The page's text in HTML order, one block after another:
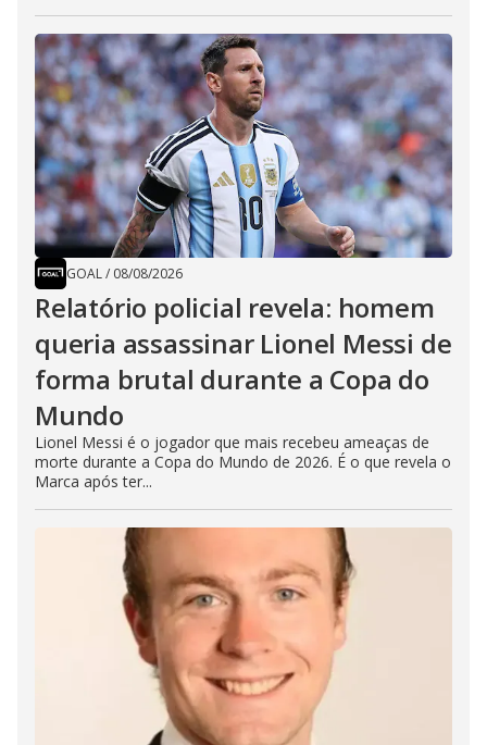
GOAL/ 08/08/2026
Relatório policial revela: homem
queria assassinar Lionel Messi de
forma brutal durante a Copa do
Mundo
Lionel Messi é o jogador que mais recebeu ameaças de
morte durante a Copa do Mundo de 2026. É o que revela o
Marca após ter...